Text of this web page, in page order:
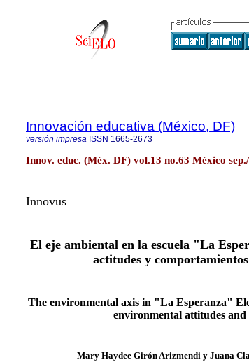
Innovación educativa (México, DF)
versión impresa ISSN 1665-2673
Innov. educ. (Méx. DF) vol.13 no.63 México
Innovus
El eje ambiental en la escuela "La
actitudes y
The environmental axis in "La Esperanza"
environmental attitudes and
Mary Haydee Girón Arizmendi y Juana